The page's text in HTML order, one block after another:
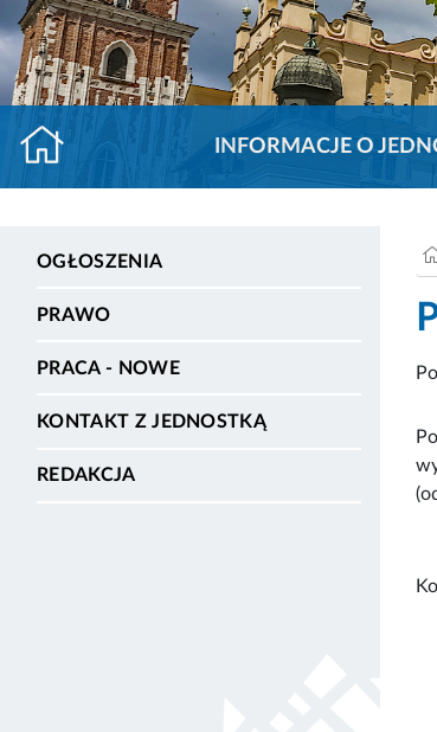
INFORMACJE O
OGŁOSZENIA
PRAWO
PRACA - NOWE
KONTAKT Z JEDNOSTKĄ
REDAKCJA